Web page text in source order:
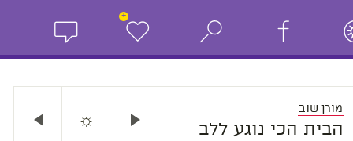
+
מורן שוב
הבית הכי נוגע ללב ☼